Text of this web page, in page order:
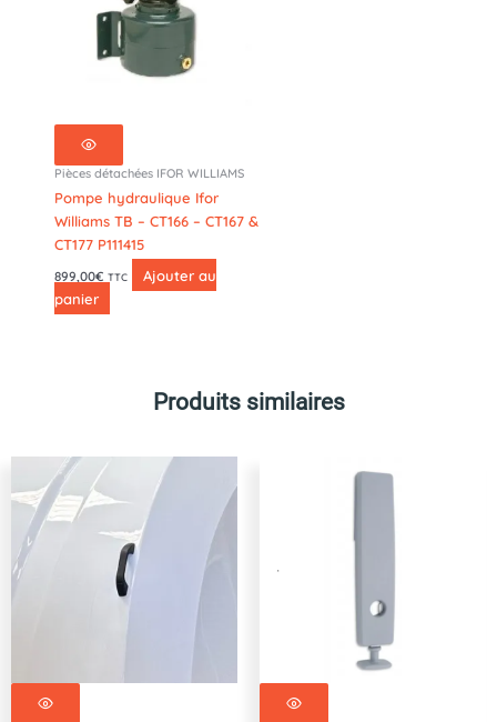
Pièces détachées IFOR WILLIAMS
Pompe hydraulique Ifor
Williams TB – CT166 – CT167 &
CT177 P111415
899,00€ TTC
Ajouter au
panier
Produits similaires